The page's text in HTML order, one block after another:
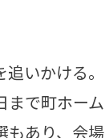
いかける。
まで町ホーム
もあり、会場